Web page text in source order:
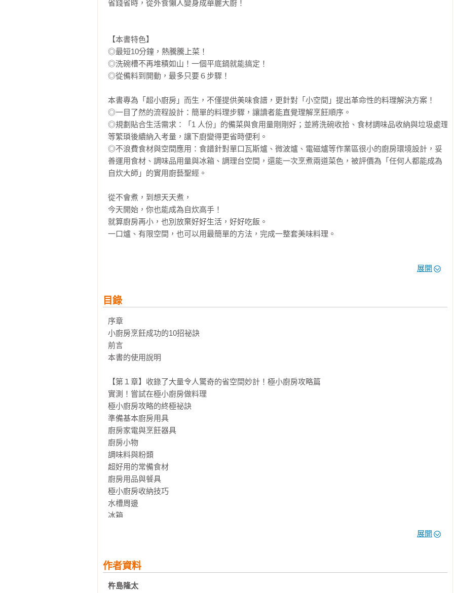
省錢省時，從外食懶人變身成華麗大廚！
【本書特色】
◎最短10分鐘，熱騰騰上菜！
◎洗碗槽不再堆積如山！一個平底鍋就能搞定！
◎從備料到開動，最多只要６步驟！
本書專為「超小廚房」而生，不僅提供美味食譜，更針對「小空間」提出革命性的料理解決方案！
◎一目了然的流程設計：簡單的料理步驟，讓讀者能直覺理解烹飪順序。
◎規劃貼合生活需求：「1 人份」的備菜與食用量剛剛好；並將洗碗收拾、食材調味品收納與垃圾處理
等繁瑣後續納入考量，讓下廚變得更省時便利。
◎不浪費食材與空間應用：食譜針對單口瓦斯爐、微波爐、電磁爐等作業區很小的廚房環境設計，妥
善運用食材、調味品用量與冰箱、調理台空間，還能一次烹煮兩道菜色，被評價為「任何人都能成為
自炊大師」的實用廚藝聖經。
從不會煮，到想天天煮，
今天開始，你也能成為自炊高手！
就算廚房再小，也別放棄好好生活，好好吃飯。
一口爐、有限空間，也可以用最簡單的方法，完成一整套美味料理。
展開
目錄
序章
小廚房烹飪成功的10招祕訣
前言
本書的使用說明
【第１章】收錄了大量令人驚奇的省空間妙計！極小廚房攻略篇
實測！嘗試在極小廚房做料理
極小廚房攻略的終極祕訣
準備基本廚房用具
廚房家電與烹飪器具
廚房小物
調味料與粉類
超好用的常備食材
廚房用品與餐具
極小廚房收納技巧
水槽周邊
冰箱
調味料計量與火侯的操作說明
【第２章】一盤就滿足！超受歡迎的經典主菜篇
展開
作者資料
杵島隆太